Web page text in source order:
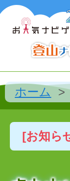
ホーム
[お知ら